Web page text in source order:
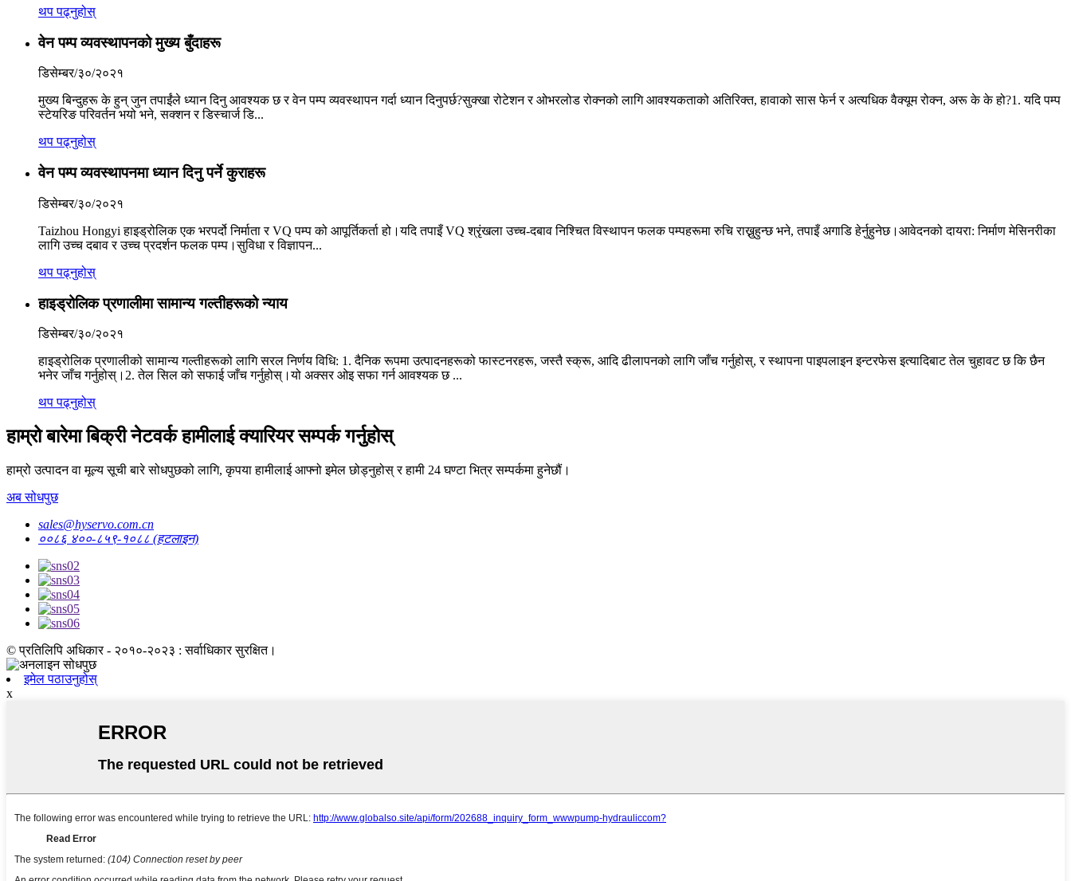
थप पढ्नुहोस्
वेन पम्प व्यवस्थापनको मुख्य बुँदाहरू
डिसेम्बर/३०/२०२१
मुख्य बिन्दुहरू के हुन् जुन तपाईंले ध्यान दिनु आवश्यक छ र वेन पम्प व्यवस्थापन गर्दा ध्यान दिनुपर्छ?सुक्खा रोटेशन र ओभरलोड रोक्नको लागि आवश्यकताको अतिरिक्त, हावाको सास फेर्न र अत्यधिक वैक्यूम रोक्न, अरू के के हो?1. यदि पम्प
स्टेयरिङ परिवर्तन भयो भने, सक्शन र डिस्चार्ज डि...
थप पढ्नुहोस्
वेन पम्प व्यवस्थापनमा ध्यान दिनु पर्ने कुराहरू
डिसेम्बर/३०/२०२१
Taizhou Hongyi हाइड्रोलिक एक भरपर्दो निर्माता र VQ पम्प को आपूर्तिकर्ता हो।यदि तपाइँ VQ श्रृंखला उच्च-दबाव निश्चित विस्थापन फलक पम्पहरूमा रुचि राख्नुहुन्छ भने, तपाइँ अगाडि हेर्नुहुनेछ।आवेदनको दायरा: निर्माण मेसिनरीका
लागि उच्च दबाव र उच्च प्रदर्शन फलक पम्प।सुविधा र विज्ञापन...
थप पढ्नुहोस्
हाइड्रोलिक प्रणालीमा सामान्य गल्तीहरूको न्याय
डिसेम्बर/३०/२०२१
हाइड्रोलिक प्रणालीको सामान्य गल्तीहरूको लागि सरल निर्णय विधि: 1. दैनिक रूपमा उत्पादनहरूको फास्टनरहरू, जस्तै स्क्रू, आदि ढीलापनको लागि जाँच गर्नुहोस्, र स्थापना पाइपलाइन इन्टरफेस इत्यादिबाट तेल चुहावट छ कि छैन
भनेर जाँच गर्नुहोस्।2. तेल सिल को सफाई जाँच गर्नुहोस्।यो अक्सर ओइ सफा गर्न आवश्यक छ ...
थप पढ्नुहोस्
हाम्रो बारेमा बिक्री नेटवर्क हामीलाई क्यारियर सम्पर्क गर्नुहोस्
हाम्रो उत्पादन वा मूल्य सूची बारे सोधपुछको लागि, कृपया हामीलाई आफ्नो इमेल छोड्नुहोस् र हामी 24 घण्टा भित्र सम्पर्कमा हुनेछौं।
अब सोधपुछ
sales@hyservo.com.cn
००८६ ४००-८५९-१०८८ (हटलाइन)
© प्रतिलिपि अधिकार - २०१०-२०२३ : सर्वाधिकार सुरक्षित।
इमेल पठाउनुहोस्
x